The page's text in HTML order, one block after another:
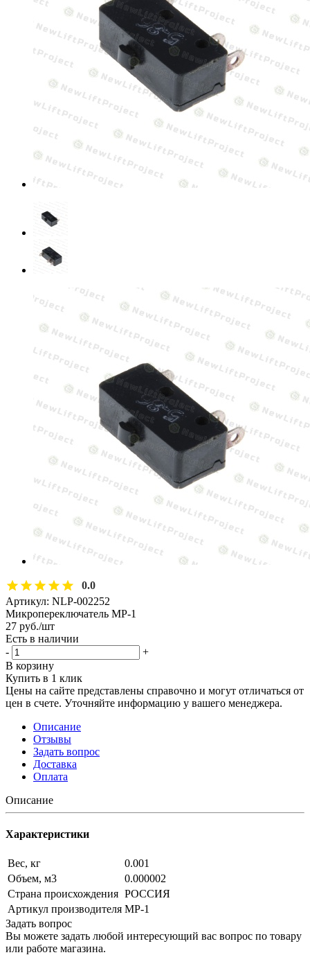
0.0
Артикул: NLP-002252
Микропереключатель МР-1
27 руб./шт
Есть в наличии
-
+
В корзину
Купить в 1 клик
Цены на сайте представлены справочно и могут отличаться от
цен в счете. Уточняйте информацию у вашего менеджера.
Описание
Отзывы
Задать вопрос
Доставка
Оплата
Описание
Характеристики
Вес, кг
0.001
Объем, м3
0.000002
Страна происхождения РОССИЯ
Артикул производителя МР-1
Задать вопрос
Вы можете задать любой интересующий вас вопрос по товару
или работе магазина.